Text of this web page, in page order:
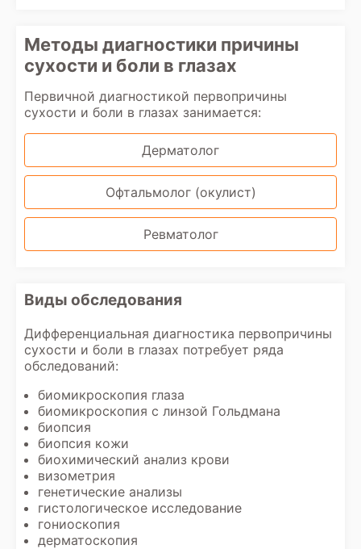
Методы диагностики причины
сухости и боли в глазах
Первичной диагностикой первопричины
сухости и боли в глазах занимается:
Дерматолог
Офтальмолог (окулист)
Ревматолог
Виды обследования
Дифференциальная диагностика первопричины
сухости и боли в глазах потребует ряда
обследований:
биомикроскопия глаза
биомикроскопия с линзой Гольдмана
биопсия
биопсия кожи
биохимический анализ крови
визометрия
генетические анализы
гистологическое исследование
гониоскопия
дерматоскопия